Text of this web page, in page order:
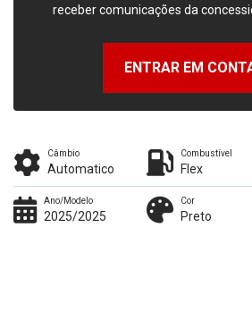
receber comunicações da
ENTRAR EM
Câmbio
Automatico
Combustível
Flex
Ano/Modelo
2025/2025
Cor
Preto